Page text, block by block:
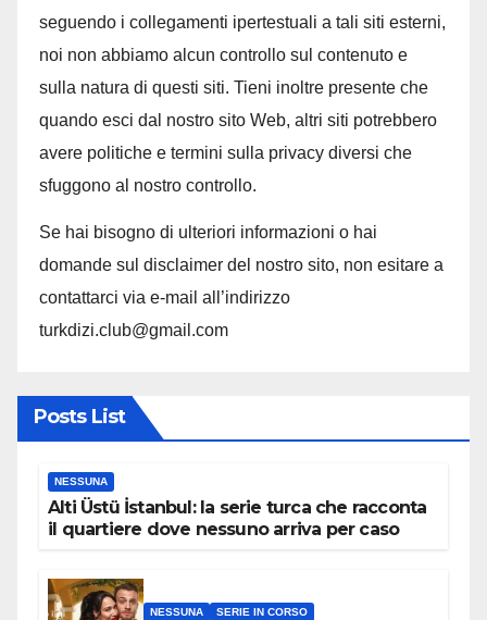
seguendo i collegamenti ipertestuali a tali siti esterni,
noi non abbiamo alcun controllo sul contenuto e
sulla natura di questi siti. Tieni inoltre presente che
quando esci dal nostro sito Web, altri siti potrebbero
avere politiche e termini sulla privacy diversi che
sfuggono al nostro controllo.
Se hai bisogno di ulteriori informazioni o hai
domande sul disclaimer del nostro sito, non esitare a
contattarci via e-mail all’indirizzo
turkdizi.club@gmail.com
Posts List
NESSUNA
Alti Üstü İstanbul: la serie turca che racconta
il quartiere dove nessuno arriva per caso
NESSUNA SERIE IN CORSO